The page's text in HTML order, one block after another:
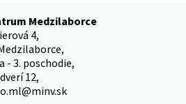
Medzilaborce
4,
- 3. poschodie,
12,